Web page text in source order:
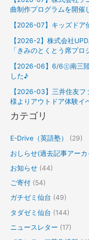
曲制作プログラムを開催
【2026-07】キッズドア
【2026-2】株式会社
「きみのとくとう席プ
【2026-06】6/6㊏南三
した♪
【2026-03】三井住友
様よりアウトドア体験イ
カテゴリ
E-Drive（英語塾）
(29)
おしらせ(過去記事アーカ
お知らせ (44)
ご寄付 (54)
ガチゼミ仙台 (49)
タダゼミ仙台 (144)
ニュースレター (17)